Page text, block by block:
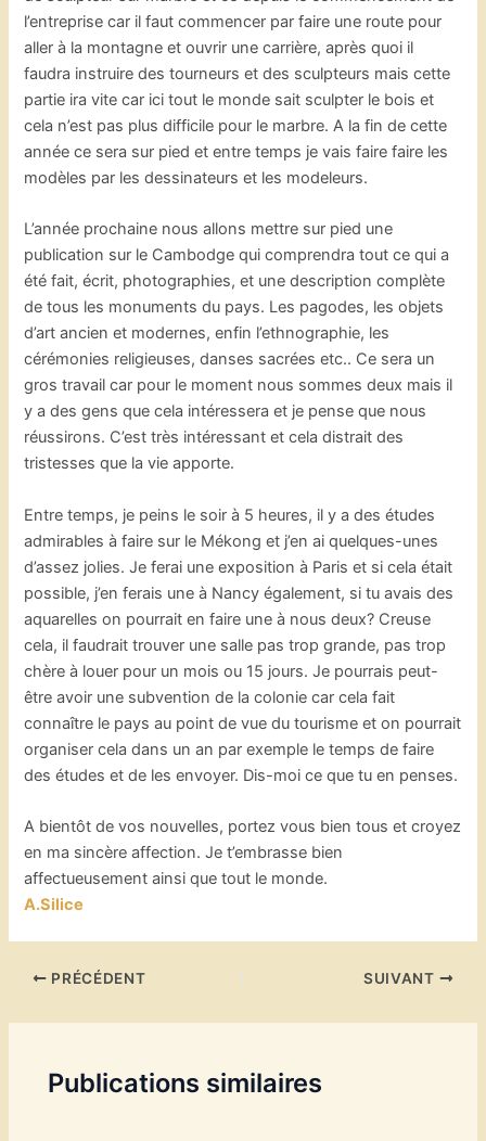
l’entreprise car il faut commencer par faire une route pour
aller à la montagne et ouvrir une carrière, après quoi il
faudra instruire des tourneurs et des sculpteurs mais cette
partie ira vite car ici tout le monde sait sculpter le bois et
cela n’est pas plus difficile pour le marbre. A la fin de cette
année ce sera sur pied et entre temps je vais faire faire les
modèles par les dessinateurs et les modeleurs.
L’année prochaine nous allons mettre sur pied une
publication sur le Cambodge qui comprendra tout ce qui a
été fait, écrit, photographies, et une description complète
de tous les monuments du pays. Les pagodes, les objets
d’art ancien et modernes, enfin l’ethnographie, les
cérémonies religieuses, danses sacrées etc.. Ce sera un
gros travail car pour le moment nous sommes deux mais il
y a des gens que cela intéressera et je pense que nous
réussirons. C’est très intéressant et cela distrait des
tristesses que la vie apporte.
Entre temps, je peins le soir à 5 heures, il y a des études
admirables à faire sur le Mékong et j’en ai quelques-unes
d’assez jolies. Je ferai une exposition à Paris et si cela était
possible, j’en ferais une à Nancy également, si tu avais des
aquarelles on pourrait en faire une à nous deux? Creuse
cela, il faudrait trouver une salle pas trop grande, pas trop
chère à louer pour un mois ou 15 jours. Je pourrais peut-
être avoir une subvention de la colonie car cela fait
connaître le pays au point de vue du tourisme et on pourrait
organiser cela dans un an par exemple le temps de faire
des études et de les envoyer. Dis-moi ce que tu en penses.
A bientôt de vos nouvelles, portez vous bien tous et croyez
en ma sincère affection. Je t’embrasse bien
affectueusement ainsi que tout le monde.
A.Silice
PRÉCÉDENT SUIVANT
Publications similaires